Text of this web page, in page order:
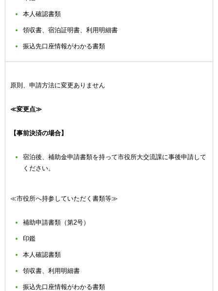
本人確認書類
領収書、宿泊証明書、利用明細書
振込先口座情報がわかる書類
原則、申請方法に変更ありません
≪変更点≫
【事前決済の場合】
宿泊後、補助金申請書類を持って市役所大交流課に事後申請して
ください。
≪市役所へ持参していただく書類等≫
補助申請書類（第2号）
印鑑
本人確認書類
領収書、利用明細書
振込先口座情報がわかる書類